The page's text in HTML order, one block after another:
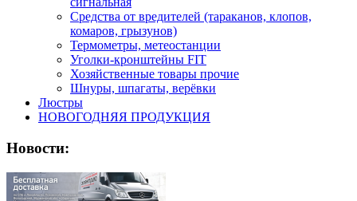
Средства от вредителей (тараканов, клопов,
комаров, грызунов)
Термометры, метеостанции
Уголки-кронштейны FIT
Хозяйственные товары прочие
Шнуры, шпагаты, верёвки
Люстры
НОВОГОДНЯЯ ПРОДУКЦИЯ
Новости: